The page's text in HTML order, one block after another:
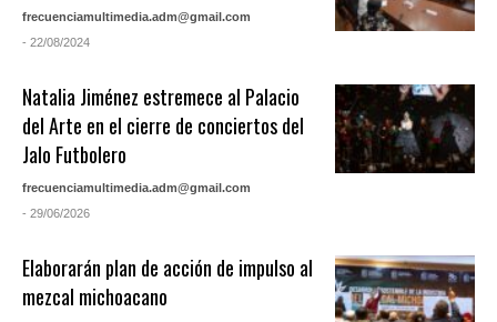
frecuenciamultimedia.adm@gmail.com
- 22/08/2024
Natalia Jiménez estremece al Palacio
del Arte en el cierre de conciertos del
Jalo Futbolero
frecuenciamultimedia.adm@gmail.com
- 29/06/2026
Elaborarán plan de acción de impulso al
mezcal michoacano